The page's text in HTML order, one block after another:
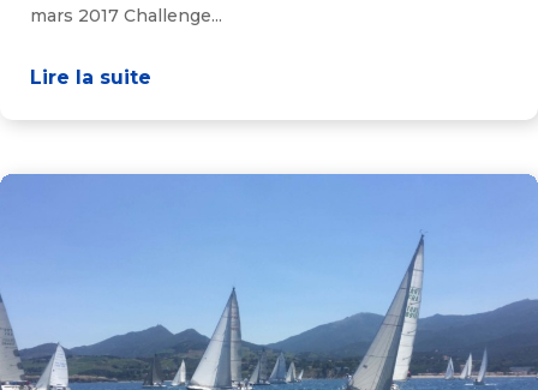
mars 2017 Challenge...
Lire la suite